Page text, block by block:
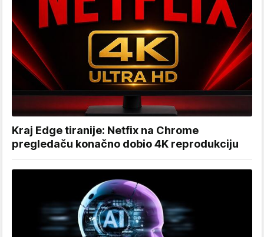
Kraj Edge tiranije: Netfix na Chrome
pregledaču konačno dobio 4K reprodukciju